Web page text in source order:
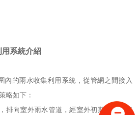
用系統介紹
內的雨水收集利用系統，從管網之間接入
略如下：
排向室外雨水管道，經室外初期雨水棄流